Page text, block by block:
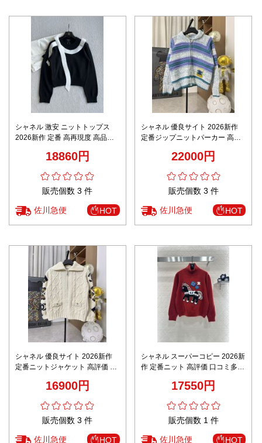
シャネル 激安 ニットトップス
2026新作 定番 高再現度 高品質
ルデザイン 安心サイト 即納対応
18860円
販売個数 3 件
佐川急便 HOT
シャネル 優良サイト 2026新作
定番ジップニットパーカー 高評
製 通気 快適な着心地 安心サイト
22000円
販売個数 3 件
佐川急便 HOT
シャネル 優良サイト 2026新作
定番ニットジャケット 高評価 口
気 快適な着心地 安心サイト 実店
16900円
販売個数 3 件
佐川急便 HOT
シャネル スーパーコピー 2026新
作 定番ニット 高評価 口コミ多数
サイト 実店舗運営 本格派モデル
17550円
販売個数 1 件
佐川急便 HOT